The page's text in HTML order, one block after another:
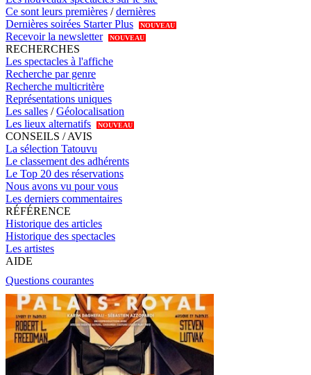
Ce sont leurs premières /dernières
Dernières soirées Starter Plus
NOUVEAU
Recevoir la newsletter NOUVEAU
RECHERCHES
Les spectacles à l'affiche
Recherche par genre
Recherche multicritère
Représentations uniques
Les salles /Géolocalisation
Les lieux alternatifs
NOUVEAU
CONSEILS / AVIS
La sélection Tatouvu
Le classement des adhérents
Le Top 20 des réservations
Nous avons vu pour vous
Les derniers commentaires
RÉFÉRENCE
Historique des articles
Historique des spectacles
Les artistes
AIDE
Questions courantes